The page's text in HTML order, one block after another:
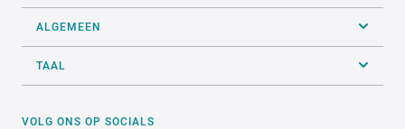
ALGEMEEN
TAAL
VOLG ONS OP SOCIALS